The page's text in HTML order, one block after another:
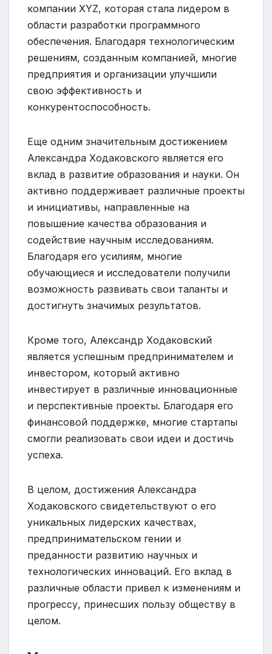
компании XYZ, которая стала лидером в
области разработки программного
обеспечения. Благодаря технологическим
решениям, созданным компанией, многие
предприятия и организации улучшили
свою эффективность и
конкурентоспособность.
Еще одним значительным достижением
Александра Ходаковского является его
вклад в развитие образования и науки. Он
активно поддерживает различные проекты
и инициативы, направленные на
повышение качества образования и
содействие научным исследованиям.
Благодаря его усилиям, многие
обучающиеся и исследователи получили
возможность развивать свои таланты и
достигнуть значимых результатов.
Кроме того, Александр Ходаковский
является успешным предпринимателем и
инвестором, который активно
инвестирует в различные инновационные
и перспективные проекты. Благодаря его
финансовой поддержке, многие стартапы
смогли реализовать свои идеи и достичь
успеха.
В целом, достижения Александра
Ходаковского свидетельствуют о его
уникальных лидерских качествах,
предпринимательском гении и
преданности развитию научных и
технологических инноваций. Его вклад в
различные области привел к изменениям и
прогрессу, принесших пользу обществу в
целом.